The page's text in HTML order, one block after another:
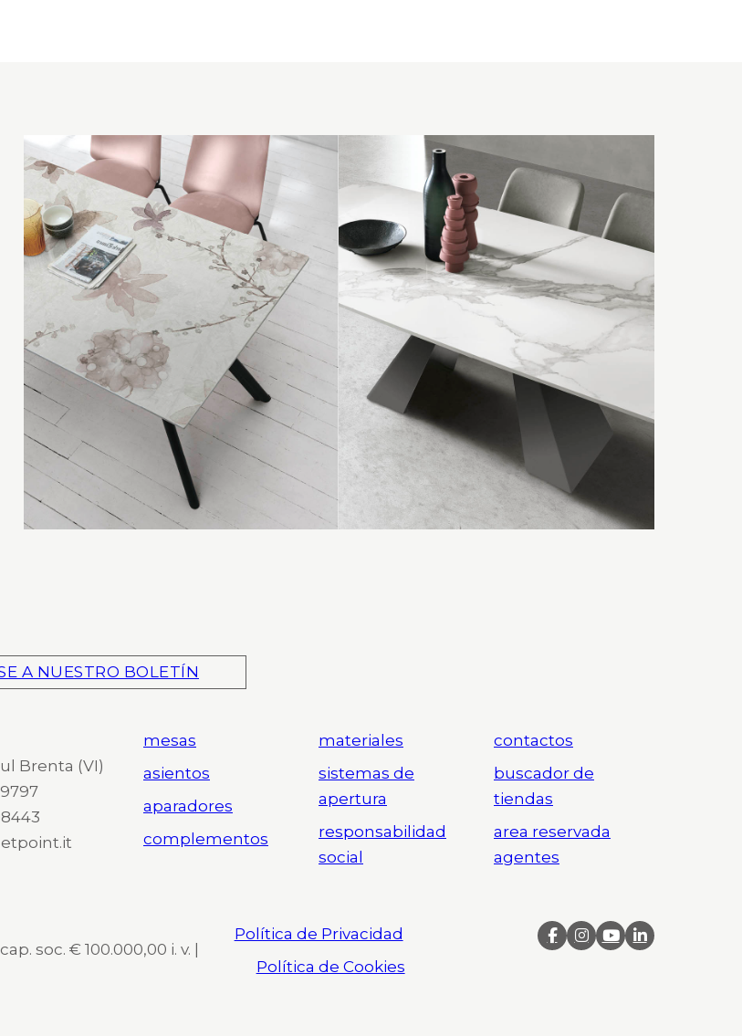
A NUESTRO BOLETÍN
Brenta (VI)
mesas
asientos
aparadores
complementos
materiales
sistemas de
apertura
responsabilidad
social
contactos
buscador de
tiendas
area reservada
agentes
soc. € 100.000,00 i. v. |
Política de Privacidad
Política de Cookies